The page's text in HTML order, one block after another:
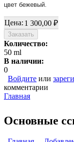
цвет бежевый.
Цена: 1 300,00 ₽
Количество:
50 ml
В наличии:
0
Войдите или
комментарии
Главная
Основные